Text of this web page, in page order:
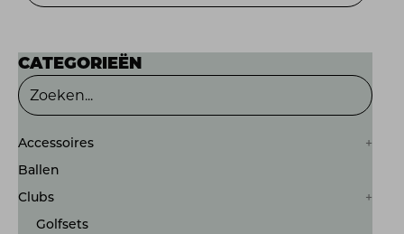
CATEGORIEËN
Accessoires
Ballen
Clubs
Golfsets